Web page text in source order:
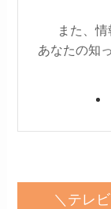
また、
あなたの知
＼テレ